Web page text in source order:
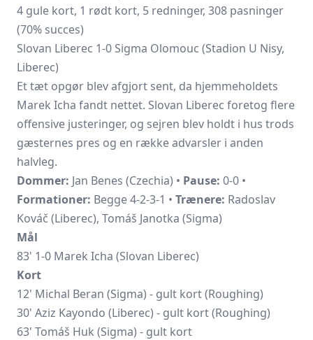
4 gule kort, 1 rødt kort, 5 redninger, 308 pasninger
(70% succes)
Slovan Liberec 1-0 Sigma Olomouc (Stadion U Nisy,
Liberec)
Et tæt opgør blev afgjort sent, da hjemmeholdets
Marek Icha fandt nettet. Slovan Liberec foretog flere
offensive justeringer, og sejren blev holdt i hus trods
gæsternes pres og en række advarsler i anden
halvleg.
Dommer: Jan Benes (Czechia) • Pause: 0-0 •
Formationer: Begge 4-2-3-1 • Trænere: Radoslav
Kováč (Liberec), Tomáš Janotka (Sigma)
Mål
83' 1-0 Marek Icha (Slovan Liberec)
Kort
12' Michal Beran (Sigma) - gult kort (Roughing)
30' Aziz Kayondo (Liberec) - gult kort (Roughing)
63' Tomáš Huk (Sigma) - gult kort